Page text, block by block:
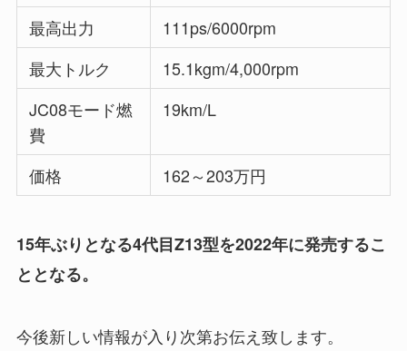
最高出力
111ps/6000rpm
最大トルク
15.1kgm/4,000rpm
JC08モード燃
費
19km/L
価格 162～203万円
15年ぶりとなる4代目Z13型を2022年に発売するこ
ととなる。
今後新しい情報が入り次第お伝え致します。